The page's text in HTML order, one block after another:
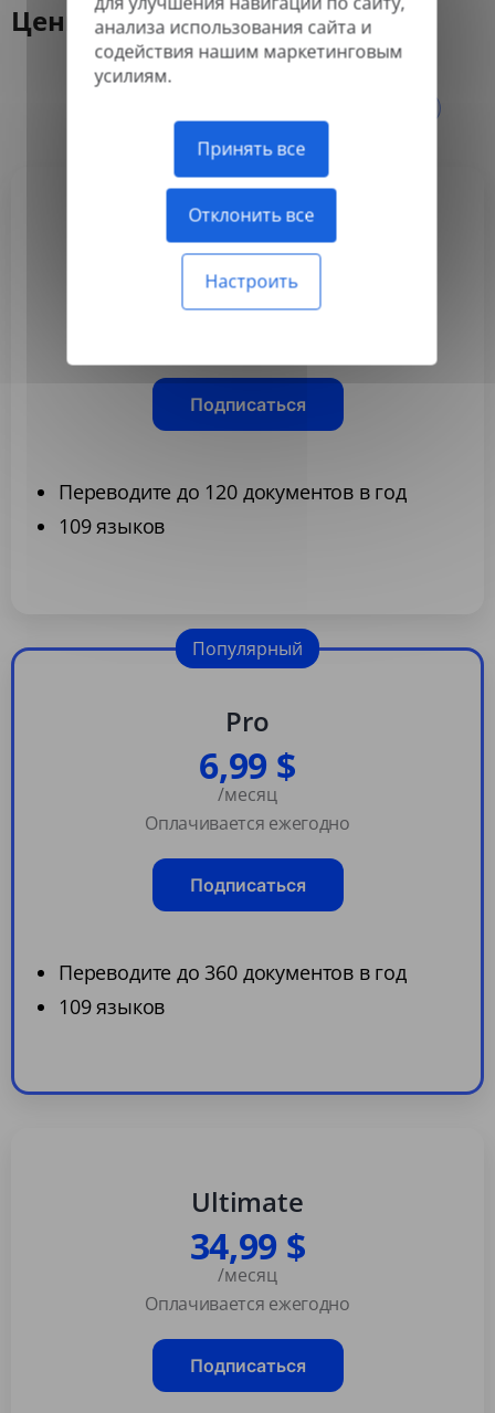
анализа использования сайта и
содействия нашим маркетинговым
усилиям.
Принять все
Отклонить все
Настроить
Цены
Basic
3,99 $
/месяц
Подписаться
Переводите до 120 документов в год
109 языков
Pro
6,99 $
/месяц
Оплачивается ежегодно
Подписаться
Переводите до 360 документов в год
109 языков
Популярный
Ultimate
34,99 $
/месяц
Оплачивается ежегодно
Подписаться